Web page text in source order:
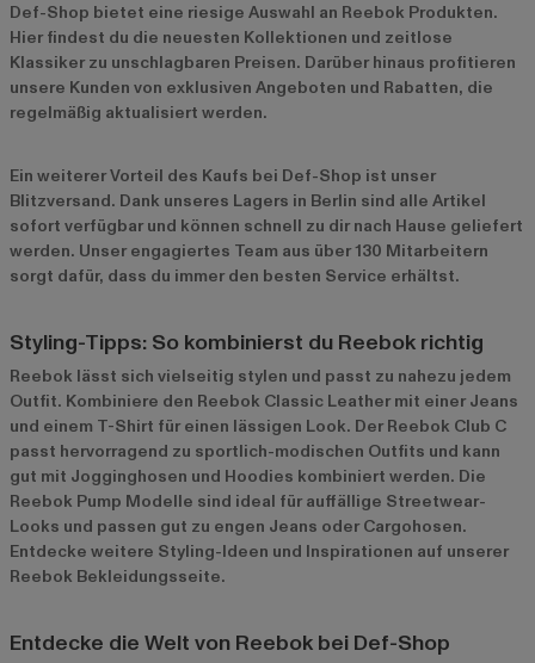
Def-Shop bietet eine riesige Auswahl an Reebok Produkten.
Hier findest du die neuesten Kollektionen und zeitlose
Klassiker zu unschlagbaren Preisen. Darüber hinaus profitieren
unsere Kunden von exklusiven Angeboten und Rabatten, die
regelmäßig aktualisiert werden.
Ein weiterer Vorteil des Kaufs bei Def-Shop ist unser
Blitzversand. Dank unseres Lagers in Berlin sind alle Artikel
sofort verfügbar und können schnell zu dir nach Hause geliefert
werden. Unser engagiertes Team aus über 130 Mitarbeitern
sorgt dafür, dass du immer den besten Service erhältst.
Styling-Tipps: So kombinierst du Reebok richtig
Reebok lässt sich vielseitig stylen und passt zu nahezu jedem
Outfit. Kombiniere den Reebok Classic Leather mit einer Jeans
und einem T-Shirt für einen lässigen Look. Der Reebok Club C
passt hervorragend zu sportlich-modischen Outfits und kann
gut mit Jogginghosen und Hoodies kombiniert werden. Die
Reebok Pump Modelle sind ideal für auffällige Streetwear-
Looks und passen gut zu engen Jeans oder Cargohosen.
Entdecke weitere Styling-Ideen und Inspirationen auf unserer
Reebok Bekleidungsseite.
Entdecke die Welt von Reebok bei Def-Shop